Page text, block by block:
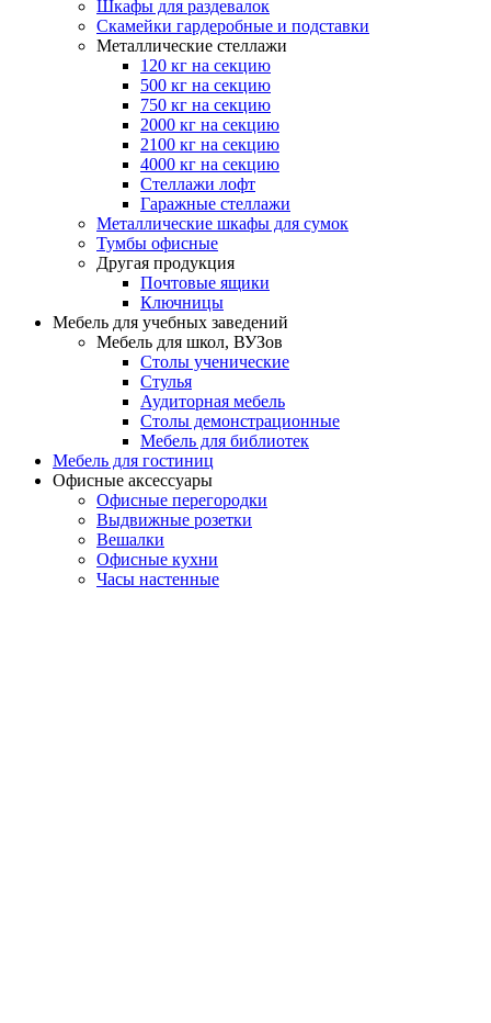
Шкафы для раздевалок
Скамейки гардеробные и подставки
Металлические стеллажи
120 кг на секцию
500 кг на секцию
750 кг на секцию
2000 кг на секцию
2100 кг на секцию
4000 кг на секцию
Стеллажи лофт
Гаражные стеллажи
Металлические шкафы для сумок
Тумбы офисные
Другая продукция
Почтовые ящики
Ключницы
Мебель для учебных заведений
Мебель для школ, ВУЗов
Столы ученические
Стулья
Аудиторная мебель
Столы демонстрационные
Мебель для библиотек
Мебель для гостиниц
Офисные аксессуары
Офисные перегородки
Выдвижные розетки
Вешалки
Офисные кухни
Часы настенные